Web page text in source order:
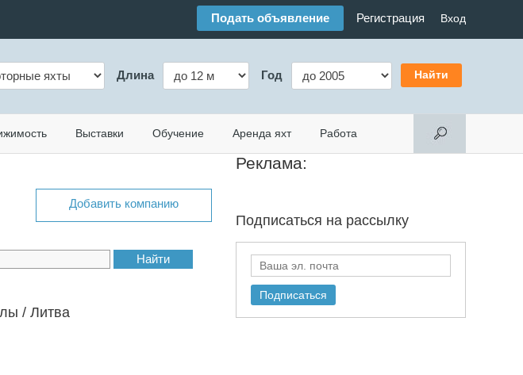
Подать объявление Регистрация Вход
Длина Год
Выставки Обучение Аренда яхт Работа
Добавить компанию
/ Литва
Реклама:
Подписаться на рассылку